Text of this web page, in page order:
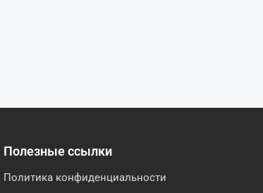
Полезные ссылки
Политика конфиденциальности